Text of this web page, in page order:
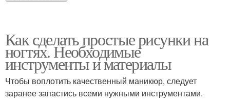
Как сделать простые рисунки на
ногтях. Необходимые
инструменты и материалы
Чтобы воплотить качественный маникюр, следует
заранее запастись всеми нужными инструментами.